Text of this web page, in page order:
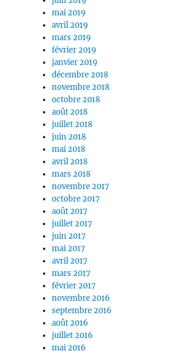
mai 2019
avril 2019
mars 2019
février 2019
janvier 2019
décembre 2018
novembre 2018
octobre 2018
août 2018
juillet 2018
juin 2018
mai 2018
avril 2018
mars 2018
novembre 2017
octobre 2017
août 2017
juillet 2017
juin 2017
mai 2017
avril 2017
mars 2017
février 2017
novembre 2016
septembre 2016
août 2016
juillet 2016
mai 2016